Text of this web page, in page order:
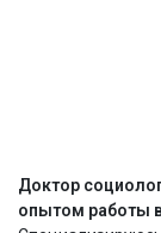
Доктор
опытом работы